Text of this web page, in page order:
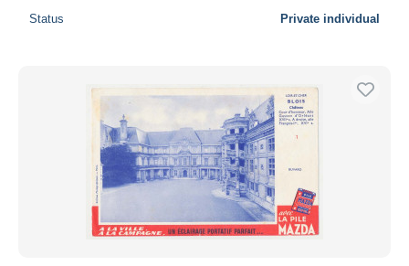
Status Private individual